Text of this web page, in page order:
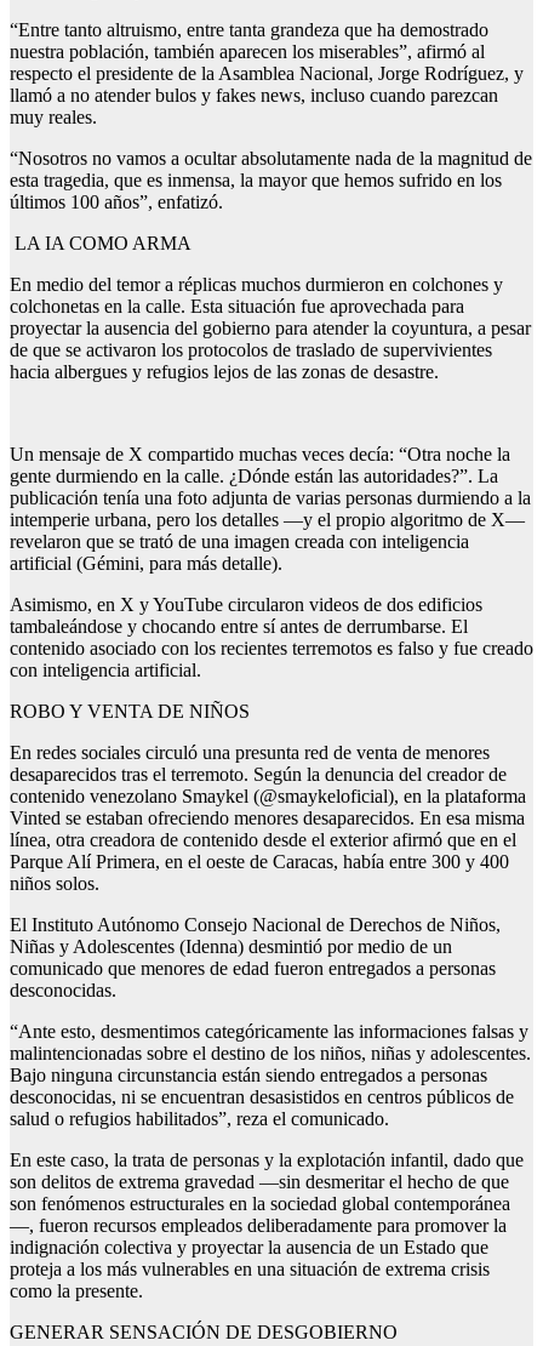
“Entre tanto altruismo, entre tanta grandeza que ha demostrado
nuestra población, también aparecen los miserables”, afirmó al
respecto el presidente de la Asamblea Nacional, Jorge Rodríguez, y
llamó a no atender bulos y fakes news, incluso cuando parezcan
muy reales.
“Nosotros no vamos a ocultar absolutamente nada de la magnitud de
esta tragedia, que es inmensa, la mayor que hemos sufrido en los
últimos 100 años”, enfatizó.
LA IA COMO ARMA
En medio del temor a réplicas muchos durmieron en colchones y
colchonetas en la calle. Esta situación fue aprovechada para
proyectar la ausencia del gobierno para atender la coyuntura, a pesar
de que se activaron los protocolos de traslado de supervivientes
hacia albergues y refugios lejos de las zonas de desastre.
Un mensaje de X compartido muchas veces decía: “Otra noche la
gente durmiendo en la calle. ¿Dónde están las autoridades?”. La
publicación tenía una foto adjunta de varias personas durmiendo a la
intemperie urbana, pero los detalles —y el propio algoritmo de X—
revelaron que se trató de una imagen creada con inteligencia
artificial (Gémini, para más detalle).
Asimismo, en X y YouTube circularon videos de dos edificios
tambaleándose y chocando entre sí antes de derrumbarse. El
contenido asociado con los recientes terremotos es falso y fue creado
con inteligencia artificial.
ROBO Y VENTA DE NIÑOS
En redes sociales circuló una presunta red de venta de menores
desaparecidos tras el terremoto. Según la denuncia del creador de
contenido venezolano Smaykel (@smaykeloficial), en la plataforma
Vinted se estaban ofreciendo menores desaparecidos. En esa misma
línea, otra creadora de contenido desde el exterior afirmó que en el
Parque Alí Primera, en el oeste de Caracas, había entre 300 y 400
niños solos.
El Instituto Autónomo Consejo Nacional de Derechos de Niños,
Niñas y Adolescentes (Idenna) desmintió por medio de un
comunicado que menores de edad fueron entregados a personas
desconocidas.
“Ante esto, desmentimos categóricamente las informaciones falsas y
malintencionadas sobre el destino de los niños, niñas y adolescentes.
Bajo ninguna circunstancia están siendo entregados a personas
desconocidas, ni se encuentran desasistidos en centros públicos de
salud o refugios habilitados”, reza el comunicado.
En este caso, la trata de personas y la explotación infantil, dado que
son delitos de extrema gravedad —sin desmeritar el hecho de que
son fenómenos estructurales en la sociedad global contemporánea
—, fueron recursos empleados deliberadamente para promover la
indignación colectiva y proyectar la ausencia de un Estado que
proteja a los más vulnerables en una situación de extrema crisis
como la presente.
GENERAR SENSACIÓN DE DESGOBIERNO